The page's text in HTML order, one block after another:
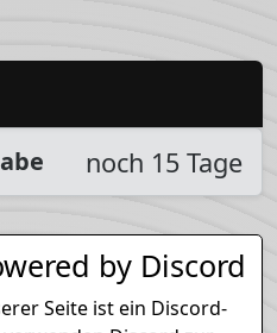
noch 15 Tage
by Discord
Seite ist ein Discord-